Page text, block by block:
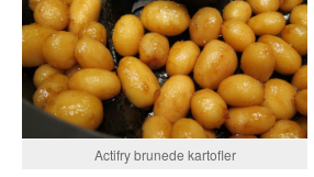
Actifry brunede kartofler